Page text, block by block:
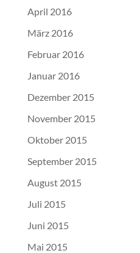
April 2016
März 2016
Februar 2016
Januar 2016
Dezember 2015
November 2015
Oktober 2015
September 2015
August 2015
Juli 2015
Juni 2015
Mai 2015